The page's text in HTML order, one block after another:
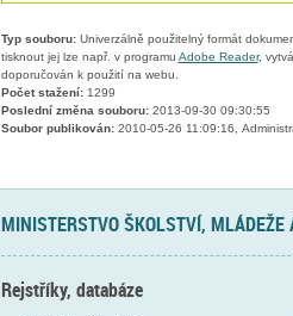
Typ souboru:Univerzálně použitelný formát
tisknout jej lze např. v programu Adobe Reader,
doporučován k použití na webu.
Počet stažení:1299
Poslední změna souboru:2013-09-30 09:30:55
Soubor publikován:2010-05-26 11:09:16,
MINISTERSTVO ŠKOLSTVÍ, MLÁDEŽE
Rejstříky, databáze